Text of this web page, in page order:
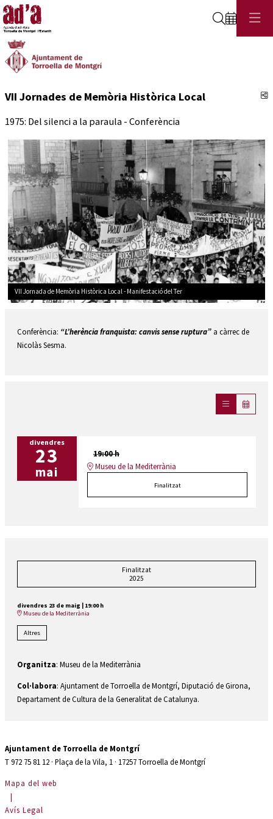
Cerca
VII Jornades de Memòria Històrica Local
1975: Del silenci a la paraula - Conferència
VII Jornada de Memòria Històrica Local - Manifestació del Ter
Conferència: “L’herència franquista: canvis sense ruptura” a càrrec de
Nicolàs Sesma.
divendres
23
mai
19:00 h
Museu de la Mediterrània
Finalitzat
Finalitzat
2025
divendres 23 de maig | 19:00 h
Museu de la Mediterrània
Altres
Organitza: Museu de la Mediterrània
Col·labora: Ajuntament de Torroella de Montgrí, Diputació de Girona,
Departament de Cultura de la Generalitat de Catalunya.
Ajuntament de Torroella de Montgrí
T 972 75 81 12 · Plaça de la Vila, 1 · 17257 Torroella de Montgrí
Mapa del web
|
Avís Legal